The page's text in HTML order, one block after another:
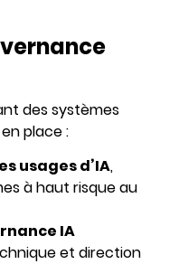
des systèmes
place :
usages d’IA,
à haut risque au
IA
et direction